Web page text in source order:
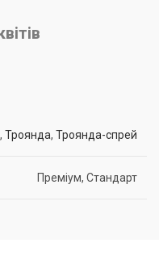
, Троянда, Троянда-спрей
Преміум, Стандарт